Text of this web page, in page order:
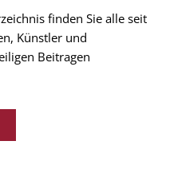
finden Sie alle seit
Künstler und
Beitragen